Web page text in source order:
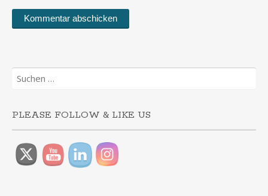
Suchen
nach:
PLEASE FOLLOW & LIKE US